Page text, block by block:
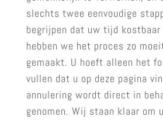
slechts twee eenvoudige
begrijpen dat uw tijd kostbaar
hebben we het proces zo
gemaakt. U hoeft alleen het
vullen dat u op deze pagina
annulering wordt direct in
genomen. Wij staan klaar om